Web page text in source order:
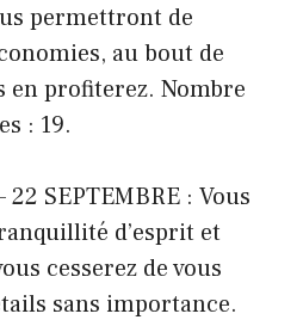
permettront de
au bout de
en profiterez. Nombre
: 19.
22 SEPTEMBRE : Vous
d’esprit et
cesserez de vous
sans importance.